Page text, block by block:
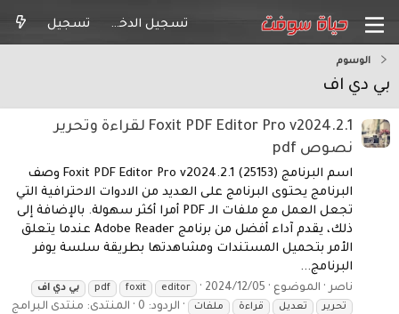
تسجيل الدخول تسجيل
الوسوم
بي دي اف
Foxit PDF Editor Pro v2024.2.1 لقراءة وتحرير
نصوص pdf
اسم البرنامج Foxit PDF Editor Pro v2024.2.1 (25153) وصف
البرنامج يحتوى البرنامج على العديد من الادوات الاحترافية التي
تجعل العمل مع ملفات الـ PDF أمرا أكثر سهولة. بالإضافة إلى
ذلك، يقدم آداء أفضل من برنامج Adobe Reader عندما يتعلق
الأمر بتحميل المستندات ومشاهدتها بطريقة سلسة يوفر
البرنامج...
ناصر الموضوع 2024/12/05
editor
foxit
pdf بي دي اف
تحرير
تعديل قراءة ملفات الردود: 0 المنتدى: منتدى البرامج